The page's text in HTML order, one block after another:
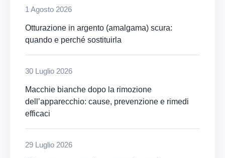
1 Agosto 2026
Otturazione in argento (amalgama) scura:
quando e perché sostituirla
30 Luglio 2026
Macchie bianche dopo la rimozione
dell’apparecchio: cause, prevenzione e rimedi
efficaci
29 Luglio 2026